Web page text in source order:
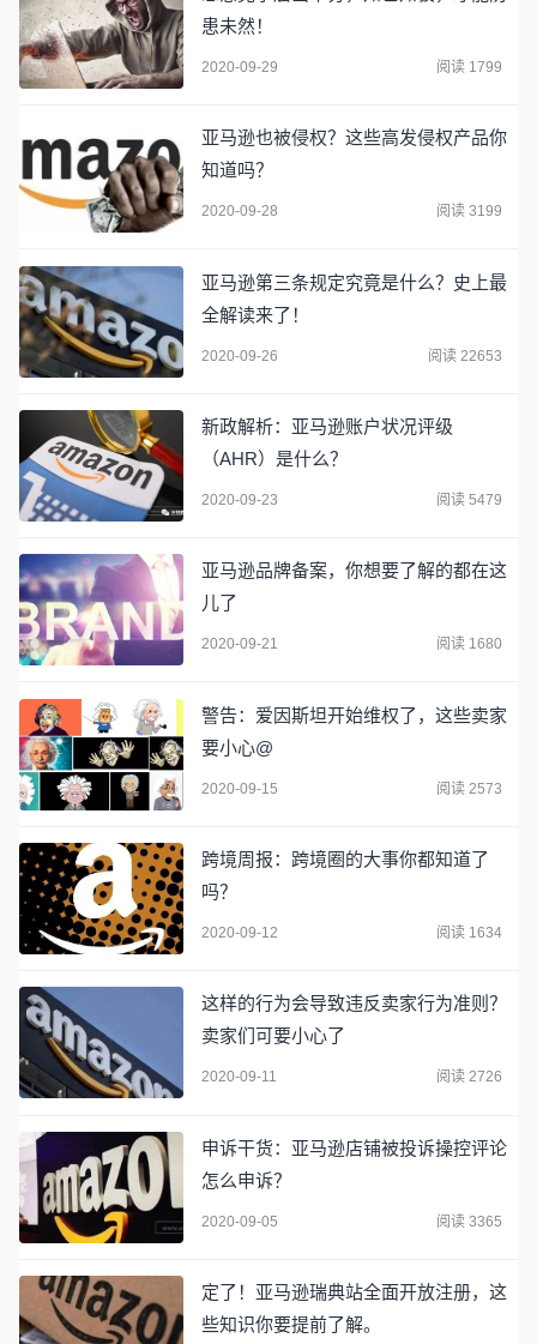
患未然！
2020-09-29 阅读 1799
亚马逊也被侵权？这些高发侵权产品你
知道吗？
2020-09-28 阅读 3199
亚马逊第三条规定究竟是什么？史上最
全解读来了！
2020-09-26 阅读 22653
新政解析：亚马逊账户状况评级
（AHR）是什么？
2020-09-23 阅读 5479
亚马逊品牌备案，你想要了解的都在这
儿了
2020-09-21 阅读 1680
警告：爱因斯坦开始维权了，这些卖家
要小心@
2020-09-15 阅读 2573
跨境周报：跨境圈的大事你都知道了
吗？
2020-09-12 阅读 1634
这样的行为会导致违反卖家行为准则？
卖家们可要小心了
2020-09-11 阅读 2726
申诉干货：亚马逊店铺被投诉操控评论
怎么申诉？
2020-09-05 阅读 3365
定了！亚马逊瑞典站全面开放注册，这
些知识你要提前了解。